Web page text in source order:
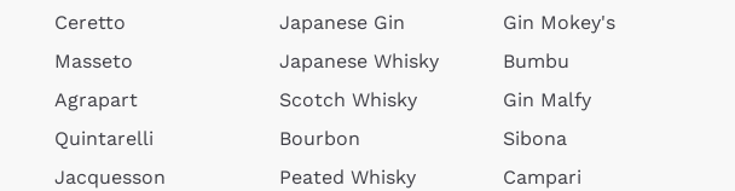
Ceretto
Masseto
Agrapart
Quintarelli
Jacquesson
Japanese Gin
Japanese Whisky
Scotch Whisky
Bourbon
Peated Whisky
Gin Mokey's
Bumbu
Gin Malfy
Sibona
Campari